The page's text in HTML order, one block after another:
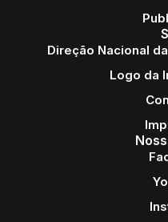
Direção Nacional
Logo da